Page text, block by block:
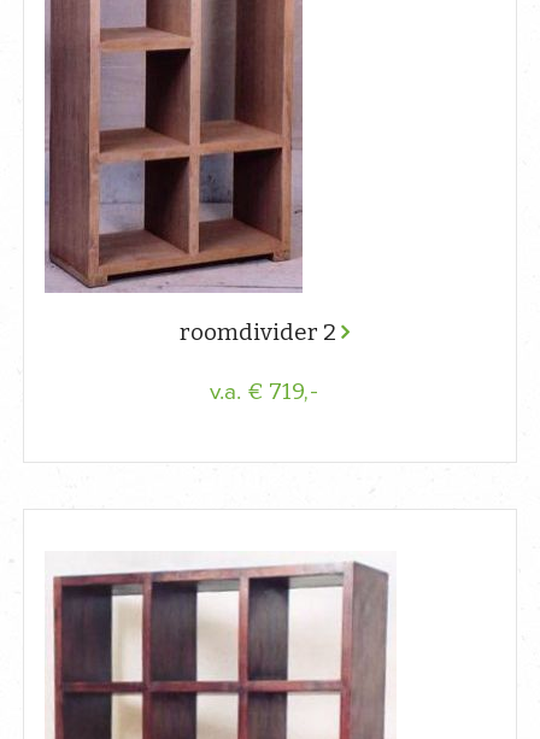
roomdivider 2
v.a. € 719,-